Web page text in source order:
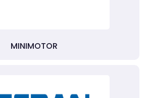
MINIMOTOR